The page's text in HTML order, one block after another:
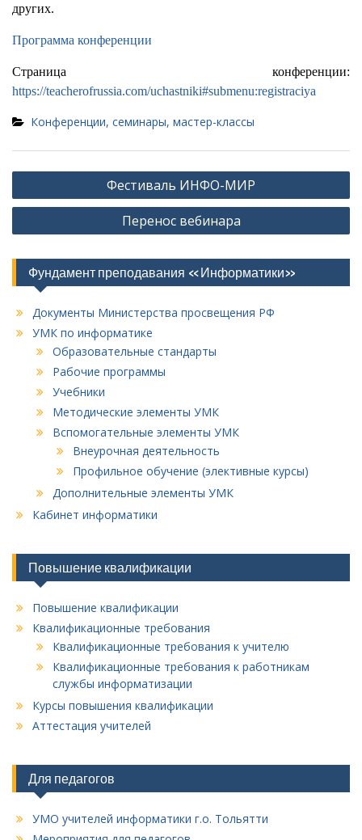
других.
Программа конференции
Страница конференции:
https://teacherofrussia.com/uchastniki#submenu:registraciya
Конференции, семинары, мастер-классы
Навигация
по
Фестиваль ИНФО-МИР
Перенос вебинара
Фундамент преподавания «Информатики»
Документы Министерства просвещения РФ
УМК по информатике
Образовательные стандарты
Рабочие программы
Учебники
Методические элементы УМК
Вспомогательные элементы УМК
Внеурочная деятельность
Профильное обучение (элективные курсы)
Дополнительные элементы УМК
Кабинет информатики
Повышение квалификации
Повышение квалификации
Квалификационные требования
Квалификационные требования к учителю
Квалификационные требования к работникам
службы информатизации
Курсы повышения квалификации
Аттестация учителей
Для педагогов
УМО учителей информатики г.о. Тольятти